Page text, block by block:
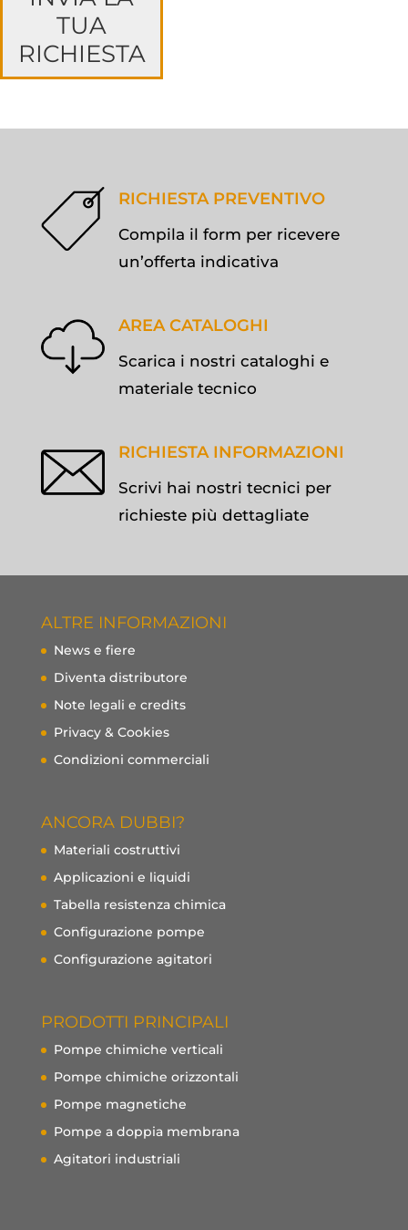
TUA
RICHIESTA
RICHIESTA PREVENTIVO
Compila il form per ricevere
un’offerta indicativa
AREA CATALOGHI
Scarica i nostri cataloghi e
materiale tecnico
RICHIESTA INFORMAZIONI
Scrivi hai nostri tecnici per
richieste più dettagliate
ALTRE INFORMAZIONI
News e fiere
Diventa distributore
Note legali e credits
Privacy & Cookies
Condizioni commerciali
ANCORA DUBBI?
Materiali costruttivi
Applicazioni e liquidi
Tabella resistenza chimica
Configurazione pompe
Configurazione agitatori
PRODOTTI PRINCIPALI
Pompe chimiche verticali
Pompe chimiche orizzontali
Pompe magnetiche
Pompe a doppia membrana
Agitatori industriali